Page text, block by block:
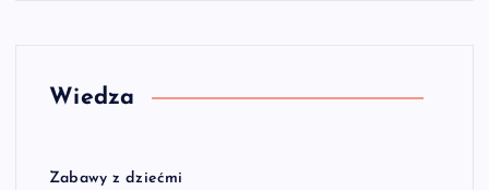
Wiedza
Zabawy z dziećmi